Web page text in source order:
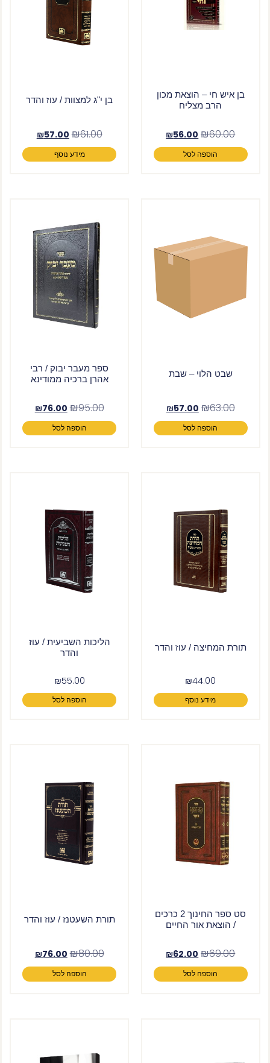
בן איש חי – הוצאת מכון
הרב מצליח
₪60.00
₪56.00
הוספה לסל
בן י"ג למצוות / עוז והדר
₪61.00
₪57.00
מידע נוסף
שבט הלוי – שבת
₪63.00
₪57.00
הוספה לסל
ספר מעבר יבוק / רבי
אהרן ברכיה ממודינא
₪95.00
₪76.00
הוספה לסל
תורת המחיצה / עוז והדר
₪44.00
מידע נוסף
הליכות השביעית / עוז
והדר
₪55.00
הוספה לסל
סט ספר החינוך 2 כרכים
/ הוצאת אור החיים
₪69.00
₪62.00
הוספה לסל
תורת השעטנז / עוז והדר
₪80.00
₪76.00
הוספה לסל